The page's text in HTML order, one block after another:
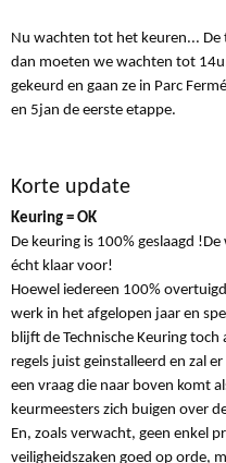
Nu wachten tot het keuren... De
dan moeten we wachten tot
gekeurd en gaan ze in Parc
en 5jan de eerste etappe.
Korte update
Keuring = OK
De keuring is 100% geslaagd
écht klaar voor!
Hoewel iedereen 100%
werk in het afgelopen jaar en
blijft de Technische Keuring
regels juist geinstalleerd en zal
een vraag die naar boven komt
keurmeesters zich buigen over
En, zoals verwacht, geen enkel
veiligheidszaken goed op orde,